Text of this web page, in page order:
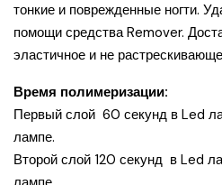
тонкие и поврежденные ногти.
помощи средства Remover.
эластичное и не
Время полимеризации:
Первый слой 60 секунд в Led
лампе.
Второй слой 120 секунд в Led